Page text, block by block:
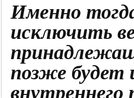
Именно
исключить
позже будет